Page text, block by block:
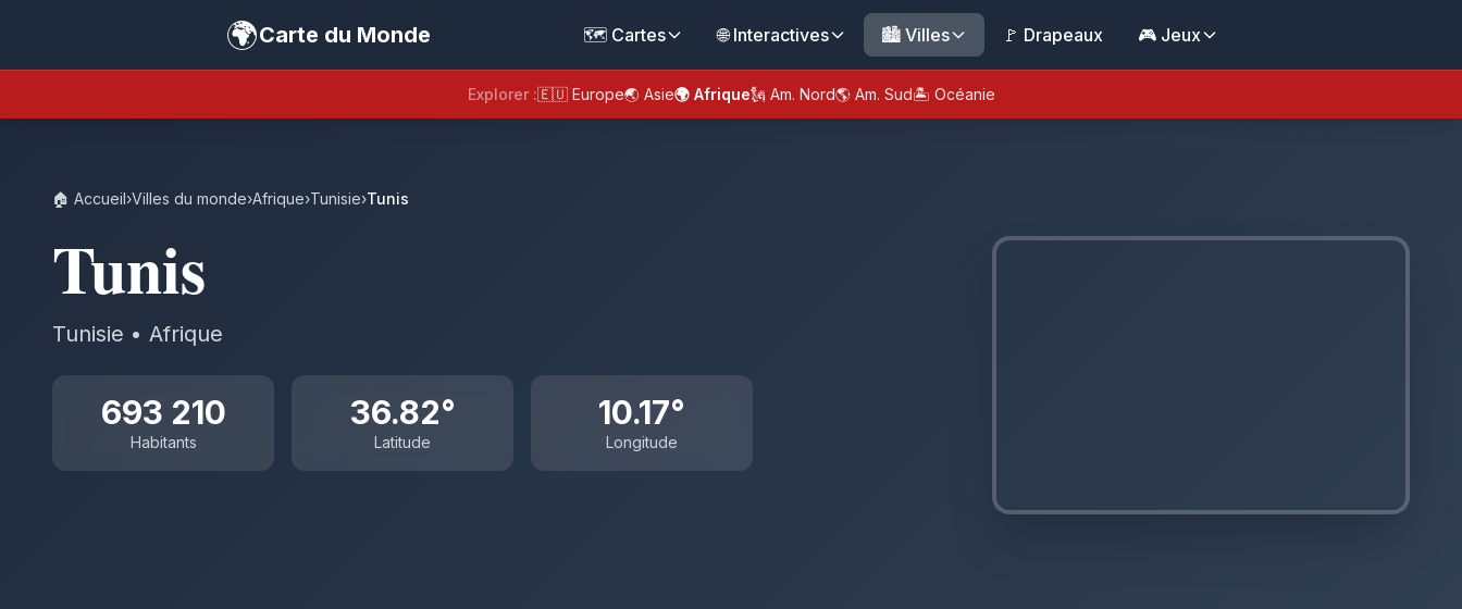
🌍Carte du Monde 🗺️ Cartes 🌐 Interactives 🏙️ Villes 🚩 Drapeaux 🎮 Jeux
Explorer :🇪🇺 Europe🌏 Asie🌍 Afrique🗽 Am. Nord🌎 Am. Sud🏝️ Océanie
🏠 Accueil›Villes du monde›Afrique›Tunisie›Tunis
Tunis
Tunisie • Afrique
693 210
Habitants
36.82°
Latitude
10.17°
Longitude